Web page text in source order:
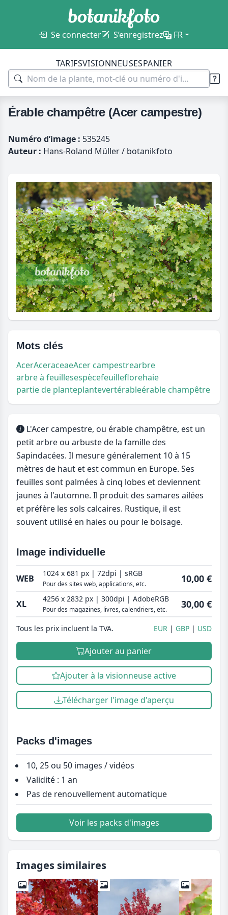
Se connecter S’enregistrez FR
TARIFSVISIONNEUSESPANIER
Érable champêtre (Acer campestre)
Numéro d’image : 535245
Auteur : Hans-Roland Müller / botanikfoto
Mots clés
AcerAceraceaeAcer campestrearbre
arbre à feuillesespècefeuilleflorehaie
partie de planteplantevertérableérable champêtre
L'Acer campestre, ou érable champêtre, est un
petit arbre ou arbuste de la famille des
Sapindacées. Il mesure généralement 10 à 15
mètres de haut et est commun en Europe. Ses
feuilles sont palmées à cinq lobes et deviennent
jaunes à l'automne. Il produit des samares ailées
et préfère les sols calcaires. Rustique, il est
souvent utilisé en haies ou pour le boisage.
Image individuelle
WEB 1024 x 681 px | 72dpi | sRGB
Pour des sites web, applications, etc. 10,00 €
XL 4256 x 2832 px | 300dpi | AdobeRGB
Pour des magazines, livres, calendriers, etc. 30,00 €
Tous les prix incluent la TVA. EUR GBP USD
Ajouter au panier
Ajouter à la visionneuse active
Télécharger l'image d'aperçu
Packs d'images
10, 25 ou 50 images / vidéos
Validité : 1 an
Pas de renouvellement automatique
Voir les packs d'images
Images similaires